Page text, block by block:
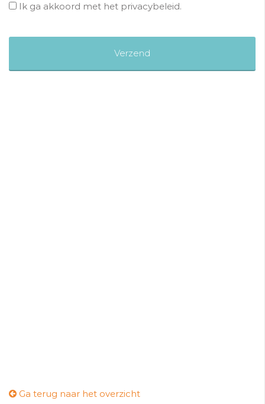
Ik ga akkoord met het privacybeleid.
Ga terug naar het overzicht